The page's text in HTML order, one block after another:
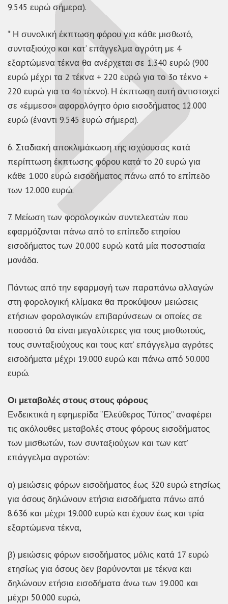
9.545 ευρώ σήμερα).
* Η συνολική έκπτωση φόρου για κάθε μισθωτό,
συνταξιούχο και κατ’ επάγγελμα αγρότη με 4
εξαρτώμενα τέκνα θα ανέρχεται σε 1.340 ευρώ (900
ευρώ μέχρι τα 2 τέκνα + 220 ευρώ για το 3ο τέκνο +
220 ευρώ για το 4ο τέκνο). Η έκπτωση αυτή αντιστοιχεί
σε «έμμεσο» αφορολόγητο όριο εισοδήματος 12.000
ευρώ (έναντι 9.545 ευρώ σήμερα).
6. Σταδιακή αποκλιμάκωση της ισχύουσας κατά
περίπτωση έκπτωσης φόρου κατά το 20 ευρώ για
κάθε 1.000 ευρώ εισοδήματος πάνω από το επίπεδο
των 12.000 ευρώ.
7. Μείωση των φορολογικών συντελεστών που
εφαρμόζονται πάνω από το επίπεδο ετησίου
εισοδήματος των 20.000 ευρώ κατά μία ποσοστιαία
μονάδα.
Πάντως από την εφαρμογή των παραπάνω αλλαγών
στη φορολογική κλίμακα θα προκύψουν μειώσεις
ετήσιων φορολογικών επιβαρύνσεων οι οποίες σε
ποσοστά θα είναι μεγαλύτερες για τους μισθωτούς,
τους συνταξιούχους και τους κατ’ επάγγελμα αγρότες
εισοδήματα μέχρι 19.000 ευρώ και πάνω από 50.000
ευρώ.
Οι μεταβολές στους στους φόρους
Ενδεικτικά η εφημερίδα “Ελεύθερος Τύπος” αναφέρει
τις ακόλουθες μεταβολές στους φόρους εισοδήματος
των μισθωτών, των συνταξιούχων και των κατ’
επάγγελμα αγροτών:
α) μειώσεις φόρων εισοδήματος έως 320 ευρώ ετησίως
για όσους δηλώνουν ετήσια εισοδήματα πάνω από
8.636 και μέχρι 19.000 ευρώ και έχουν έως και τρία
εξαρτώμενα τέκνα,
β) μειώσεις φόρων εισοδήματος μόλις κατά 17 ευρώ
ετησίως για όσους δεν βαρύνονται με τέκνα και
δηλώνουν ετήσια εισοδήματα άνω των 19.000 και
μέχρι 50.000 ευρώ,